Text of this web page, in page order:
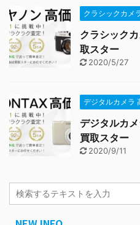
クラシックカメ
クラシック
取スター
2020/5/27
デジタルカメラ
デジタルカ
買取スター
2020/9/11